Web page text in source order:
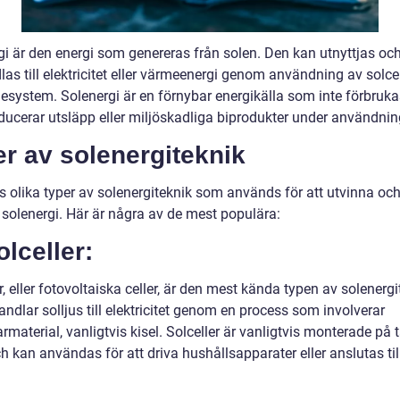
är den energi som genereras från solen. Den kan utnyttjas
till elektricitet eller värmeenergi genom användning av
Solenergi är en förnybar energikälla som inte
utsläpp eller miljöskadliga biprodukter under
av solenergiteknik
olika typer av solenergiteknik som används för att utvinna och
Här är några av de mest populära:
eller fotovoltaiska celler, är den mest kända typen av
solljus till elektricitet genom en process som involverar
vanligtvis kisel. Solceller är vanligtvis monterade på
kan användas för att driva hushållsapparater eller anslutas